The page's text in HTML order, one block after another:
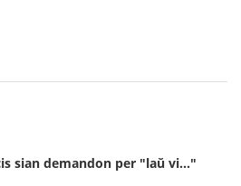
sian demandon per "laŭ vi..."